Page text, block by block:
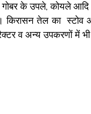
के उपले, कोयले आदि
तेल का स्टोव
व अन्य उपकरणों में